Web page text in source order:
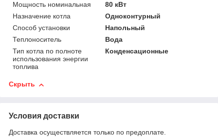
Мощность номинальная
80 кВт
Назначение котла
Одноконтурный
Способ установки
Напольный
Теплоноситель
Вода
Тип котла по полноте
использования энергии
топлива
Конденсационные
Скрыть
Условия доставки
Доставка осуществляется только по предоплате.